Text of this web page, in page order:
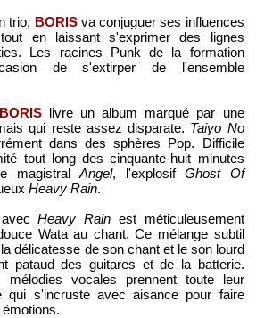
trio, BORISva conjuguer ses influences
en laissant s'exprimer des lignes
Les racines Punk de la formation
de s'extirper de l'ensemble
BORISlivre un album marqué par une
qui reste assez disparate. Taiyo No
dans des sphères Pop. Difficile
tout long des cinquante-huit minutes
magistralAngel, l'explosifGhost Of
Heavy Rain.
avecHeavy Rain est méticuleusement
Wata au chant. Ce mélange subtil
délicatesse de son chant et le son lourd
pataud des guitares et de la batterie.
vocales prennent toute leur
qui s'incruste avec aisance pour faire